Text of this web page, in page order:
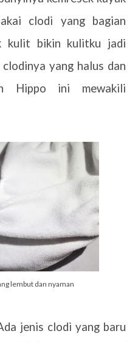
clodi yang bagian
kulit bikin kulitku jadi
yang halus dan
Hippo ini mewakili
lembut dan nyaman
jenis clodi yang baru